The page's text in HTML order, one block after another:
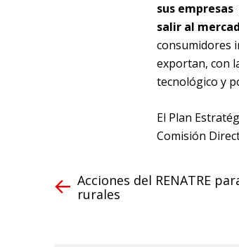
sus
salir al
consumidores
exportan, con
tecnológico y
El Plan
Comisión
Acciones del RENATRE
rurales